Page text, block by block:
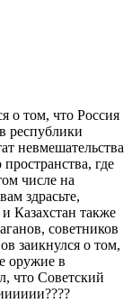
о том, что Россия
республики
невмешательства
где
числе на
здрасьте,
Казахстан также
советников
заикнулся о том,
оружие в
что Советский